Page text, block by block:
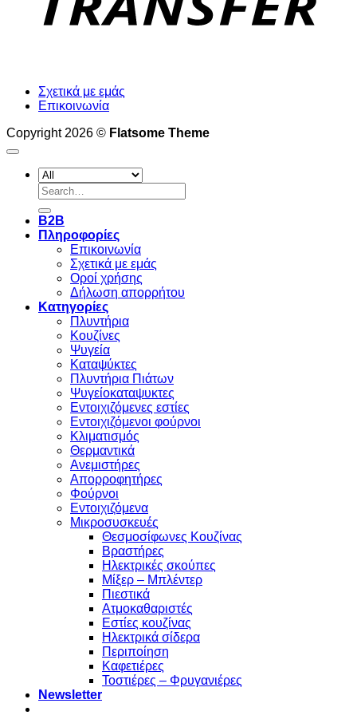
Σχετικά με εμάς
Επικοινωνία
Copyright 2026 © Flatsome Theme
Search
for:
B2B
Πληροφορίες
Επικοινωνία
Σχετικά με εμάς
Οροί χρήσης
Δήλωση απορρήτου
Κατηγορίες
Πλυντήρια
Κουζίνες
Ψυγεία
Καταψύκτες
Πλυντήρια Πιάτων
Ψυγείοκαταψυκτες
Εντοιχιζόμενες εστίες
Εντοιχιζόμενοι φούρνοι
Κλιματισμός
Θερμαντικά
Ανεμιστήρες
Απορροφητήρες
Φούρνοι
Εντoιχιζόμενα
Μικροσυσκευές
Θεσμοσίφωνες Κουζίνας
Βραστήρες
Ηλεκτρικές σκούπες
Μίξερ – Μπλέντερ
Πιεστικά
Ατμοκαθαριστές
Εστίες κουζίνας
Ηλεκτρικά σίδερα
Περιποίηση
Καφετιέρες
Τοστιέρες – Φρυγανιέρες
Newsletter